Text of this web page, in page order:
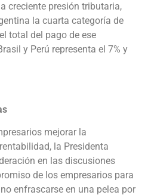
creciente presión tributaria,
la cuarta categoría de
total del pago de ese
y Perú representa el 7% y
mejorar la
la Presidenta
en las discusiones
de los empresarios para
enfrascarse en una pelea por